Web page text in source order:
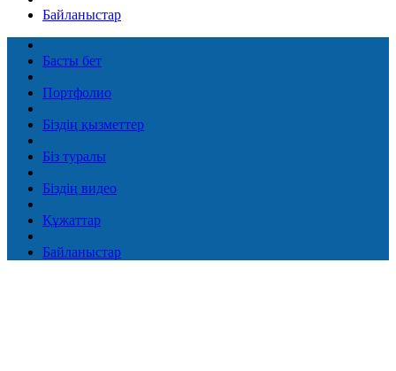
Байланыстар
Басты бет
Портфолио
Біздің қызметтер
Біз туралы
Біздің видео
Құжаттар
Байланыстар